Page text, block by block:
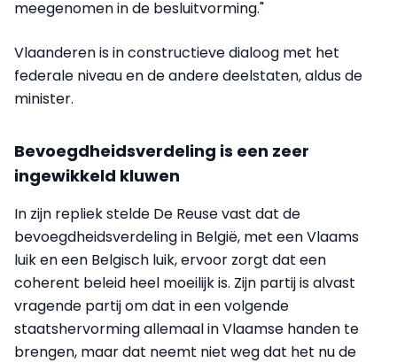
meegenomen in de besluitvorming."
Vlaanderen is in constructieve dialoog met het
federale niveau en de andere deelstaten, aldus de
minister.
Bevoegdheidsverdeling is een zeer
ingewikkeld kluwen
In zijn repliek stelde De Reuse vast dat de
bevoegdheidsverdeling in België, met een Vlaams
luik en een Belgisch luik, ervoor zorgt dat een
coherent beleid heel moeilijk is. Zijn partij is alvast
vragende partij om dat in een volgende
staatshervorming allemaal in Vlaamse handen te
brengen, maar dat neemt niet weg dat het nu de